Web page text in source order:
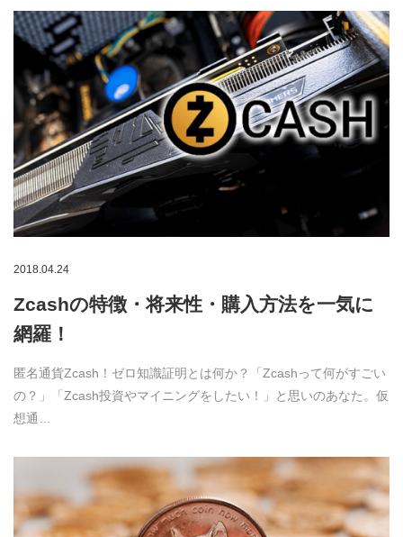
2018.04.24
Zcashの特徴・将来性・購入方法を一気に
網羅！
匿名通貨Zcash！ゼロ知識証明とは何か？「Zcashって何がすごい
の？」「Zcash投資やマイニングをしたい！」と思いのあなた。仮
想通…